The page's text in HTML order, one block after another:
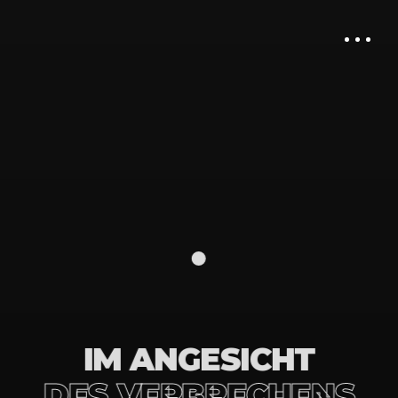
IM ANGESICHT